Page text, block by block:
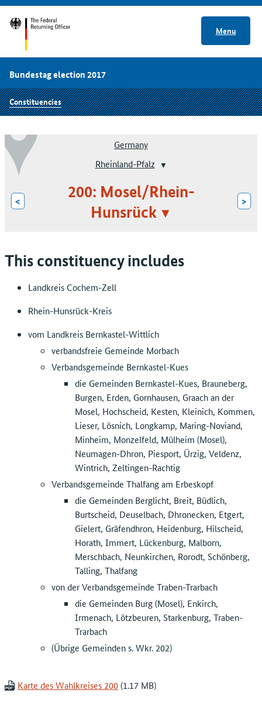
Menu
Bundestag election 2017
Constituencies
Germany
Rheinland-Pfalz
<
200: Mosel/Rhein-
Hunsrück
>
This constituency includes
Landkreis Cochem-Zell
Rhein-Hunsrück-Kreis
vom Landkreis Bernkastel-Wittlich
verbandsfreie Gemeinde Morbach
Verbandsgemeinde Bernkastel-Kues
die Gemeinden Bernkastel-Kues, Brauneberg,
Burgen, Erden, Gornhausen, Graach an der
Mosel, Hochscheid, Kesten, Kleinich, Kommen,
Lieser, Lösnich, Longkamp, Maring-Noviand,
Minheim, Monzelfeld, Mülheim (Mosel),
Neumagen-Dhron, Piesport, Ürzig, Veldenz,
Wintrich, Zeltingen-Rachtig
Verbandsgemeinde Thalfang am Erbeskopf
die Gemeinden Berglicht, Breit, Büdlich,
Burtscheid, Deuselbach, Dhronecken, Etgert,
Gielert, Gräfendhron, Heidenburg, Hilscheid,
Horath, Immert, Lückenburg, Malborn,
Merschbach, Neunkirchen, Rorodt, Schönberg,
Talling, Thalfang
von der Verbandsgemeinde Traben-Trarbach
die Gemeinden Burg (Mosel), Enkirch,
Irmenach, Lötzbeuren, Starkenburg, Traben-
Trarbach
(Übrige Gemeinden s. Wkr. 202)
Karte des Wahlkreises 200